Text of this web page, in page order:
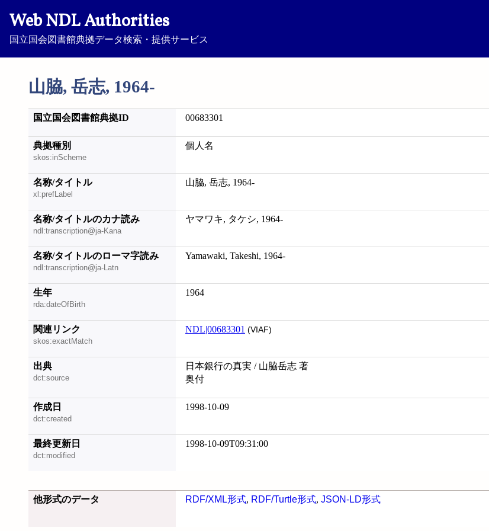
Web NDL Authorities
国立国会図書館典拠データ検索・提供サービス
山脇, 岳志, 1964-
国立国会図書館典拠ID 00683301
典拠種別
skos:inScheme
個人名
名称/タイトル
xl:prefLabel
山脇, 岳志, 1964-
名称/タイトルのカナ読み
ndl:transcription@ja-Kana
ヤマワキ, タケシ, 1964-
名称/タイトルのローマ字読み
ndl:transcription@ja-Latn
Yamawaki, Takeshi, 1964-
生年
rda:dateOfBirth
1964
関連リンク
skos:exactMatch
NDL|00683301 (VIAF)
出典
dct:source
日本銀行の真実 / 山脇岳志 著
奥付
作成日
dct:created
1998-10-09
最終更新日
dct:modified
1998-10-09T09:31:00
他形式のデータ RDF/XML形式, RDF/Turtle形式, JSON-LD形式